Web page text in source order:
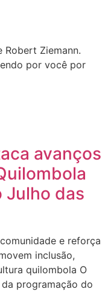
Robert Ziemann.
por você por
avanços
Julho das
e reforça
inclusão,
quilombola O
programação do